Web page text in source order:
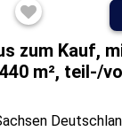
zum Kauf,
m², teil-/